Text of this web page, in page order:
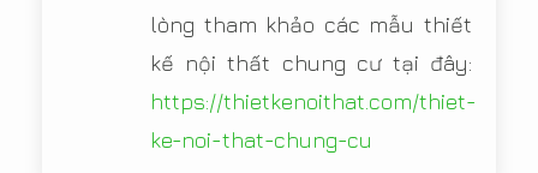
lòng tham khảo các mẫu thiết
kế nội thất chung cư tại đây:
https://thietkenoithat.com/thiet-
ke-noi-that-chung-cu